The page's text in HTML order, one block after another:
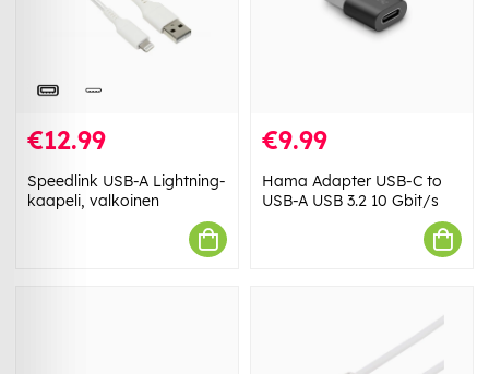
€12.99
Speedlink USB-A Lightning-
kaapeli, valkoinen
€9.99
Hama Adapter USB-C to
USB-A USB 3.2 10 Gbit/s